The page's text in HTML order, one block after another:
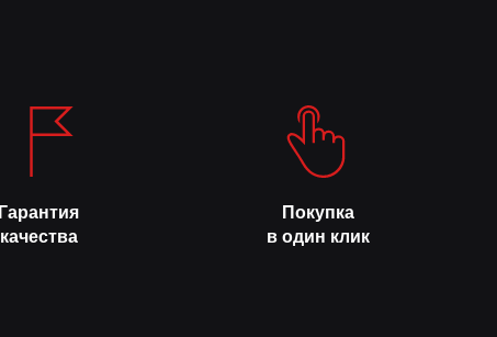
Гарантия
качества
Покупка
в один клик